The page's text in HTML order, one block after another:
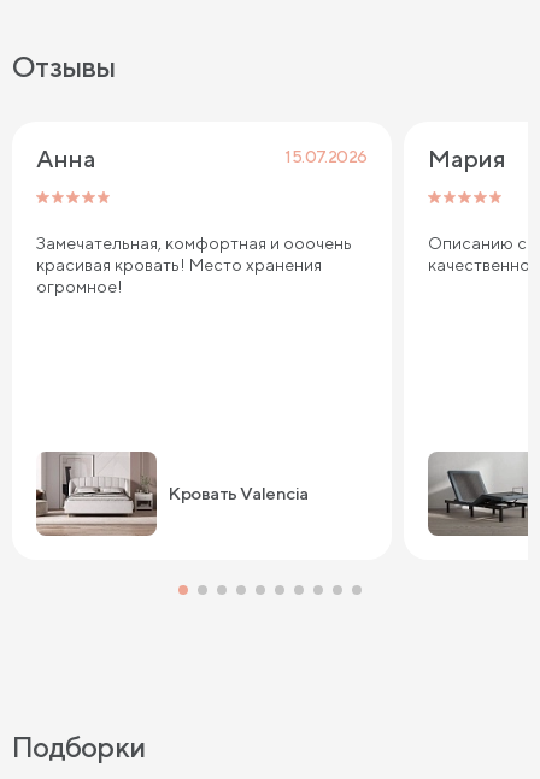
Отзывы
Анна 15.07.2026
Замечательная, комфортная и ооочень
красивая кровать! Место хранения
огромное!
Кровать Valencia
Мария
Описанию
качественно
Подборки